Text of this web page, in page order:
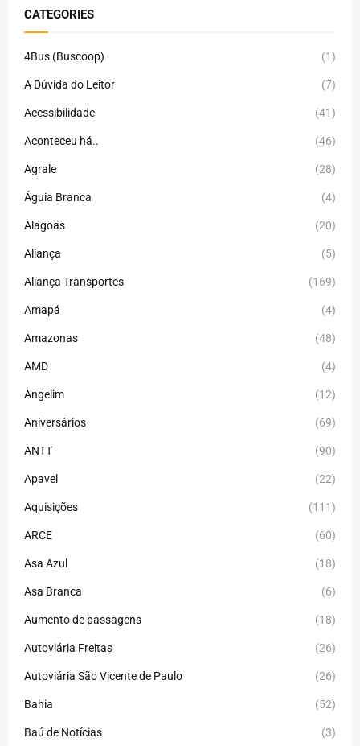
CATEGORIES
4Bus (Buscoop) (1)
A Dúvida do Leitor (7)
Acessibilidade (41)
Aconteceu há.. (46)
Agrale (28)
Águia Branca (4)
Alagoas (20)
Aliança (5)
Aliança Transportes (169)
Amapá (4)
Amazonas (48)
AMD (4)
Angelim (12)
Aniversários (69)
ANTT (90)
Apavel (22)
Aquisições (111)
ARCE (60)
Asa Azul (18)
Asa Branca (6)
Aumento de passagens (18)
Autoviária Freitas (26)
Autoviária São Vicente de Paulo (26)
Bahia (52)
Baú de Notícias (3)